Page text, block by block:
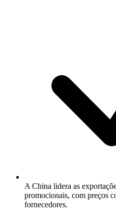
A China lidera as
promocionais, com preços
fornecedores.